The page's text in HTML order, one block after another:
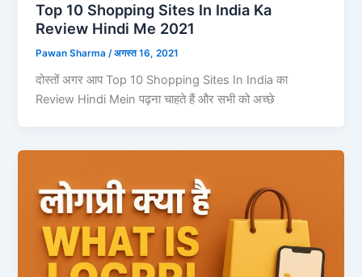
Top 10 Shopping Sites In India Ka
Review Hindi Me 2021
Pawan Sharma/अगस्त 16, 2021
दोस्तों अगर आप Top 10 Shopping Sites In India का
Review Hindi Mein पढ़ना चाहते हैं और सभी को अच्छे